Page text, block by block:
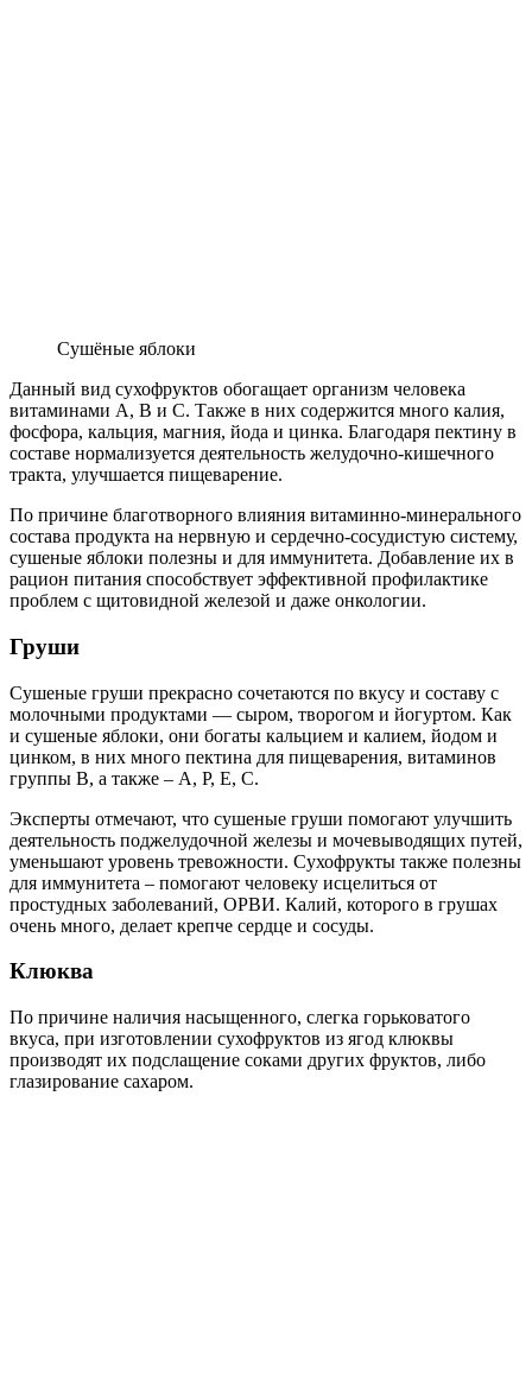
Сушёные яблоки
Данный вид сухофруктов обогащает организм человека
витаминами А, В и С. Также в них содержится много калия,
фосфора, кальция, магния, йода и цинка. Благодаря пектину в
составе нормализуется деятельность желудочно-кишечного
тракта, улучшается пищеварение.
По причине благотворного влияния витаминно-минерального
состава продукта на нервную и сердечно-сосудистую систему,
сушеные яблоки полезны и для иммунитета. Добавление их в
рацион питания способствует эффективной профилактике
проблем с щитовидной железой и даже онкологии.
Груши
Сушеные груши прекрасно сочетаются по вкусу и составу с
молочными продуктами — сыром, творогом и йогуртом. Как
и сушеные яблоки, они богаты кальцием и калием, йодом и
цинком, в них много пектина для пищеварения, витаминов
группы В, а также – А, Р, Е, С.
Эксперты отмечают, что сушеные груши помогают улучшить
деятельность поджелудочной железы и мочевыводящих путей,
уменьшают уровень тревожности. Сухофрукты также полезны
для иммунитета – помогают человеку исцелиться от
простудных заболеваний, ОРВИ. Калий, которого в грушах
очень много, делает крепче сердце и сосуды.
Клюква
По причине наличия насыщенного, слегка горьковатого
вкуса, при изготовлении сухофруктов из ягод клюквы
производят их подслащение соками других фруктов, либо
глазирование сахаром.